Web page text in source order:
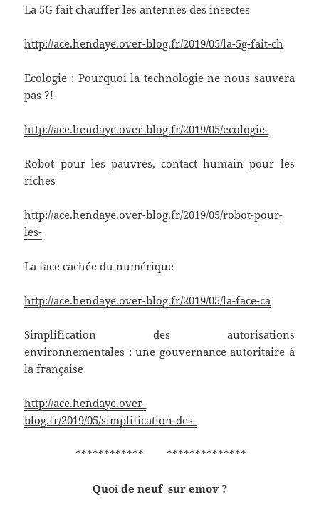
La 5G fait chauffer les antennes des insectes
http://ace.hendaye.over-blog.fr/2019/05/la-5g-fait-ch
Ecologie : Pourquoi la technologie ne nous sauvera
pas ?!
http://ace.hendaye.over-blog.fr/2019/05/ecologie-
Robot pour les pauvres, contact humain pour les
riches
http://ace.hendaye.over-blog.fr/2019/05/robot-pour-
les-
La face cachée du numérique
http://ace.hendaye.over-blog.fr/2019/05/la-face-ca
Simplification des autorisations
environnementales : une gouvernance autoritaire à
la française
http://ace.hendaye.over-
blog.fr/2019/05/simplification-des-
************ **************
Quoi de neuf sur emov ?